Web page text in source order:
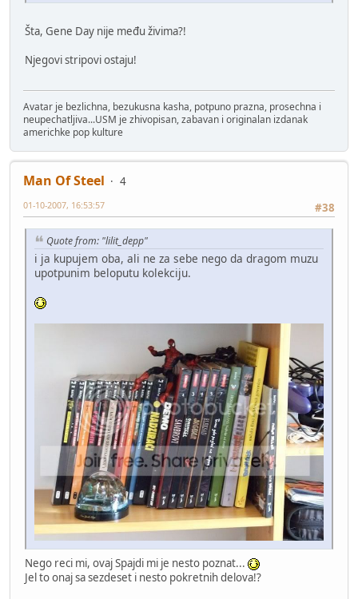
Šta, Gene Day nije među živima?!
Njegovi stripovi ostaju!
Avatar je bezlichna, bezukusna kasha, potpuno prazna, prosechna i
neupechatljiva...USM je zhivopisan, zabavan i originalan izdanak
americhke pop kulture
Man Of Steel
4
#38
01-10-2007, 16:53:57
Quote from: "lilit_depp"
i ja kupujem oba, ali ne za sebe nego da dragom muzu
upotpunim beloputu kolekciju.
Nego reci mi, ovaj Spajdi mi je nesto poznat...
Jel to onaj sa sezdeset i nesto pokretnih delova!?